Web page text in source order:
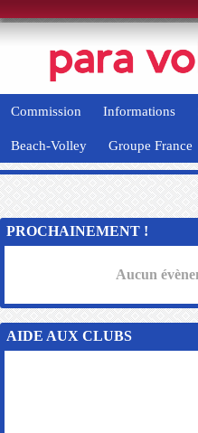
Commission Informations
Beach-Volley Groupe France
PROCHAINEMENT !
Aucun
AIDE AUX CLUBS